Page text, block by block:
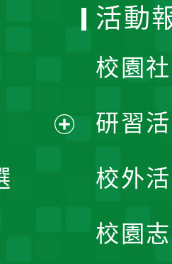
活動
校園
研習
校外
校園